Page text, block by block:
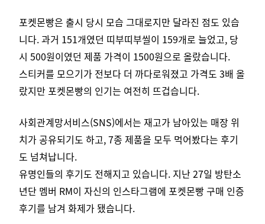
포켓몬빵은 출시 당시 모습 그대로지만 달라진 점도 있습
니다.과거 151개였던 띠부띠부씰이 159개로 늘었고, 당
시 500원이였던 제품 가격이 1500원으로 올랐습니다.
스티커를 모으기가 전보다 더 까다로워졌고 가격도 3배 올
랐지만 포켓몬빵의 인기는 여전히 뜨겁습니다.
사회관계망서비스(SNS)에서는 재고가 남아있는 매장 위
치가 공유되기도 하고, 7종 제품을 모두 먹어봤다는 후기
도 넘쳐납니다.
유명인들의 후기도 전해지고 있습니다. 지난 27일 방탄소
년단 멤버 RM이 자신의 인스타그램에 포켓몬빵 구매 인증
후기를 남겨 화제가 됐습니다.